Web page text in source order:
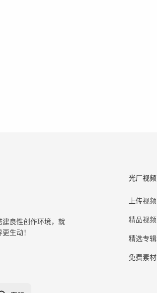
良性创作环境，就
生动！
光厂视频
上传视频
精品视频
精选专辑
免费素材